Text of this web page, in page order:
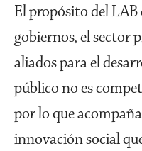
El propósito del
gobiernos, el sector
aliados para el
público no es
por lo que
innovación social